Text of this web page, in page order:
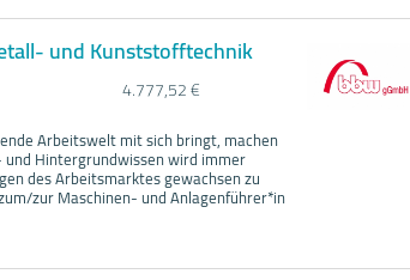
und Kunststofftechnik
4.777,52 €
Arbeitswelt mit sich bringt, machen
Hintergrundwissen wird immer
des Arbeitsmarktes gewachsen zu
zur Maschinen- und Anlagenführer*in